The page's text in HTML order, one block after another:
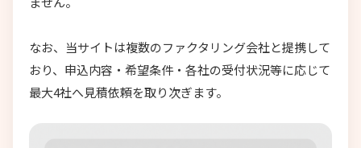
なお、当サイトは複数のファクタリング会社と提携して
おり、申込内容・希望条件・各社の受付状況等に応じて
最大4社へ見積依頼を取り次ぎます。